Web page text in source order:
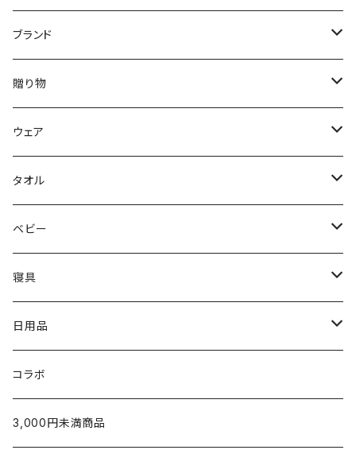
ブランド
DON'T SLEEP
FreshService
N.HOOLYWOOD
Hippopotamus
oblada
fog linen work
LAPUAN KANKURIT
POET MEETS DUBWISE
贈り物
母の日ギフト
出産祝い
〜5,000円
5,001〜10,000円
結婚祝い
〜5,000円
5,001〜10,000円
新築・引越祝い
〜5,000円
5,001〜10,000円
内祝い（お返し）
〜5,000円
5,001~10,000円
タオルギフト
チーフタオル
¥1,000〜¥2,999
ウェア
メンズウェア
レディースウェア
Tシャツ
スウェット・パーカー
シャツ
カーディガン
タオル
タオル
限定カラー
ホームグッズ
ベビー
出産ご準備
家族みんなで使える
出産祝いに
ベビー服／小物
寝具
枕
U字枕
枕カバー
タオルケット・肌掛け
シーツ・カバー
日用品
グッズ
テーブルウェア
コラボ
3,000円未満商品